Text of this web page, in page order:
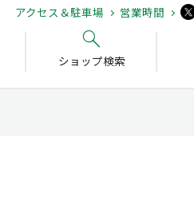
アクセス＆駐車場 営業時間
ショップ検索